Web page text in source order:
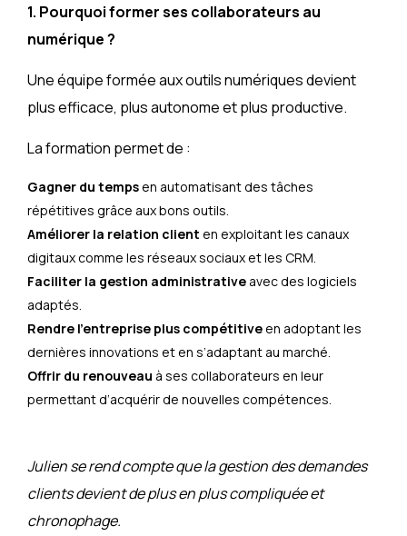
1. Pourquoi former ses collaborateurs au
numérique ?
Une équipe formée aux outils numériques devient
plus efficace, plus autonome et plus productive.
La formation permet de :
Gagner du tempsen automatisant des tâches
répétitives grâce aux bons outils.
Améliorer la relation client en exploitant les canaux
digitaux comme les réseaux sociaux et les CRM.
Faciliter la gestion administrative avec des logiciels
adaptés.
Rendre l’entreprise plus compétitiveen adoptant les
dernières innovations et en s’adaptant au marché.
Offrir du renouveau à ses collaborateurs en leur
permettant d’acquérir de nouvelles compétences.
Julien se rend compte que la gestion des demandes
clients devient de plus en plus compliquée et
chronophage.